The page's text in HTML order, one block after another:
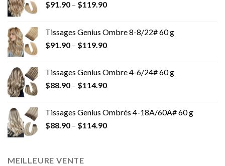
$91.90 – $119.90
Tissages Genius Ombre 8-8/22# 60 g
$91.90 – $119.90
Tissages Genius Ombre 4-6/24# 60 g
$88.90 – $114.90
Tissages Genius Ombrés 4-18A/60A# 60 g
$88.90 – $114.90
MEILLEURE VENTE